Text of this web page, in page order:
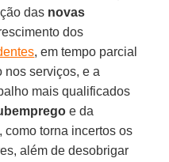
das novas
dos
, em tempo parcial
nos serviços, e a
mais qualificados
e da
como torna incertos os
além de desobrigar